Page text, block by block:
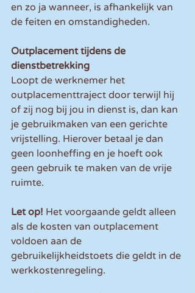
en zo ja wanneer, is afhankelijk van
de feiten en omstandigheden.
Outplacement tijdens de
dienstbetrekking
Loopt de werknemer het
outplacementtraject door terwijl hij
of zij nog bij jou in dienst is, dan kan
je gebruikmaken van een gerichte
vrijstelling. Hierover betaal je dan
geen loonheffing en je hoeft ook
geen gebruik te maken van de vrije
ruimte.
Let op! Het voorgaande geldt alleen
als de kosten van outplacement
voldoen aan de
gebruikelijkheidstoets die geldt in de
werkkostenregeling.